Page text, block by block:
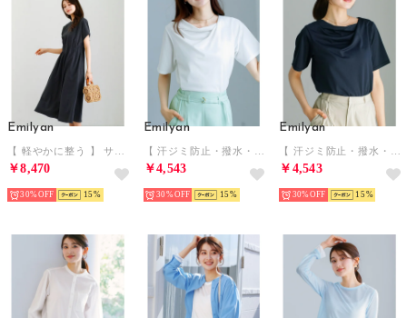
Emilyan
￥8,470
30% 15
Emilyan
￥4,543
30% 15
Emilyan
￥4,543
30% 15